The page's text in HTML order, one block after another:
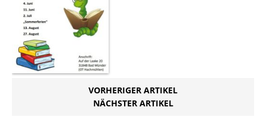
VORHERIGER ARTIKEL
NÄCHSTER ARTIKEL